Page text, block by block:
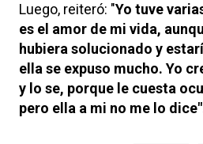
Luego, reiteró: "Yo tuve
es el amor de mi vida,
hubiera solucionado y
ella se expuso mucho. Yo
y lo se, porque le cuesta
pero ella a mi no me lo